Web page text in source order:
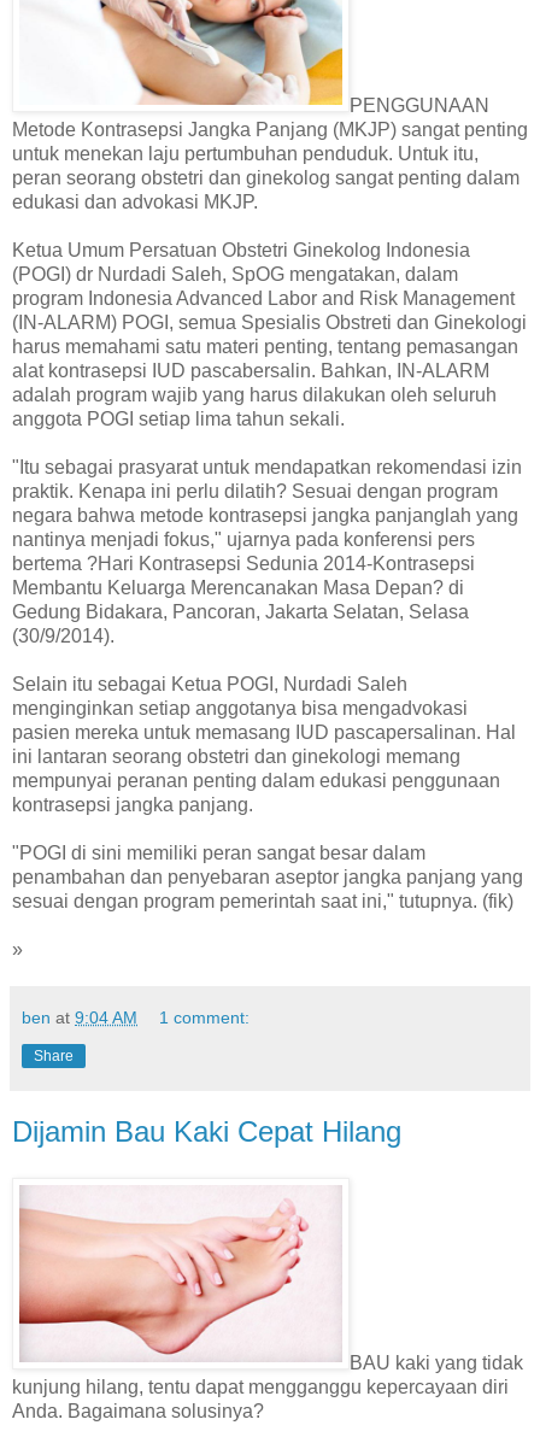
PENGGUNAAN
Metode Kontrasepsi Jangka Panjang (MKJP) sangat penting
untuk menekan laju pertumbuhan penduduk. Untuk itu,
peran seorang obstetri dan ginekolog sangat penting dalam
edukasi dan advokasi MKJP.
Ketua Umum Persatuan Obstetri Ginekolog Indonesia
(POGI) dr Nurdadi Saleh, SpOG mengatakan, dalam
program Indonesia Advanced Labor and Risk Management
(IN-ALARM) POGI, semua Spesialis Obstreti dan Ginekologi
harus memahami satu materi penting, tentang pemasangan
alat kontrasepsi IUD pascabersalin. Bahkan, IN-ALARM
adalah program wajib yang harus dilakukan oleh seluruh
anggota POGI setiap lima tahun sekali.
"Itu sebagai prasyarat untuk mendapatkan rekomendasi izin
praktik. Kenapa ini perlu dilatih? Sesuai dengan program
negara bahwa metode kontrasepsi jangka panjanglah yang
nantinya menjadi fokus," ujarnya pada konferensi pers
bertema ?Hari Kontrasepsi Sedunia 2014-Kontrasepsi
Membantu Keluarga Merencanakan Masa Depan? di
Gedung Bidakara, Pancoran, Jakarta Selatan, Selasa
(30/9/2014).
Selain itu sebagai Ketua POGI, Nurdadi Saleh
menginginkan setiap anggotanya bisa mengadvokasi
pasien mereka untuk memasang IUD pascapersalinan. Hal
ini lantaran seorang obstetri dan ginekologi memang
mempunyai peranan penting dalam edukasi penggunaan
kontrasepsi jangka panjang.
"POGI di sini memiliki peran sangat besar dalam
penambahan dan penyebaran aseptor jangka panjang yang
sesuai dengan program pemerintah saat ini," tutupnya. (fik)
»
ben at 9:04 AM 1 comment:
Share
Dijamin Bau Kaki Cepat Hilang
BAU kaki yang tidak
kunjung hilang, tentu dapat mengganggu kepercayaan diri
Anda. Bagaimana solusinya?